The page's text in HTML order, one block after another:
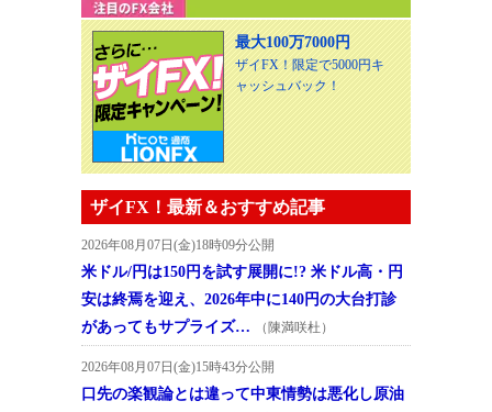
最大100万7000円
ザイFX！限定で5000円キ
ャッシュバック！
ザイFX！最新＆おすすめ記事
2026年08月07日(金)18時09分公開
米ドル/円は150円を試す展開に!? 米ドル高・円
安は終焉を迎え、2026年中に140円の大台打診
があってもサプライズ…
（陳満咲杜）
2026年08月07日(金)15時43分公開
口先の楽観論とは違って中東情勢は悪化し原油